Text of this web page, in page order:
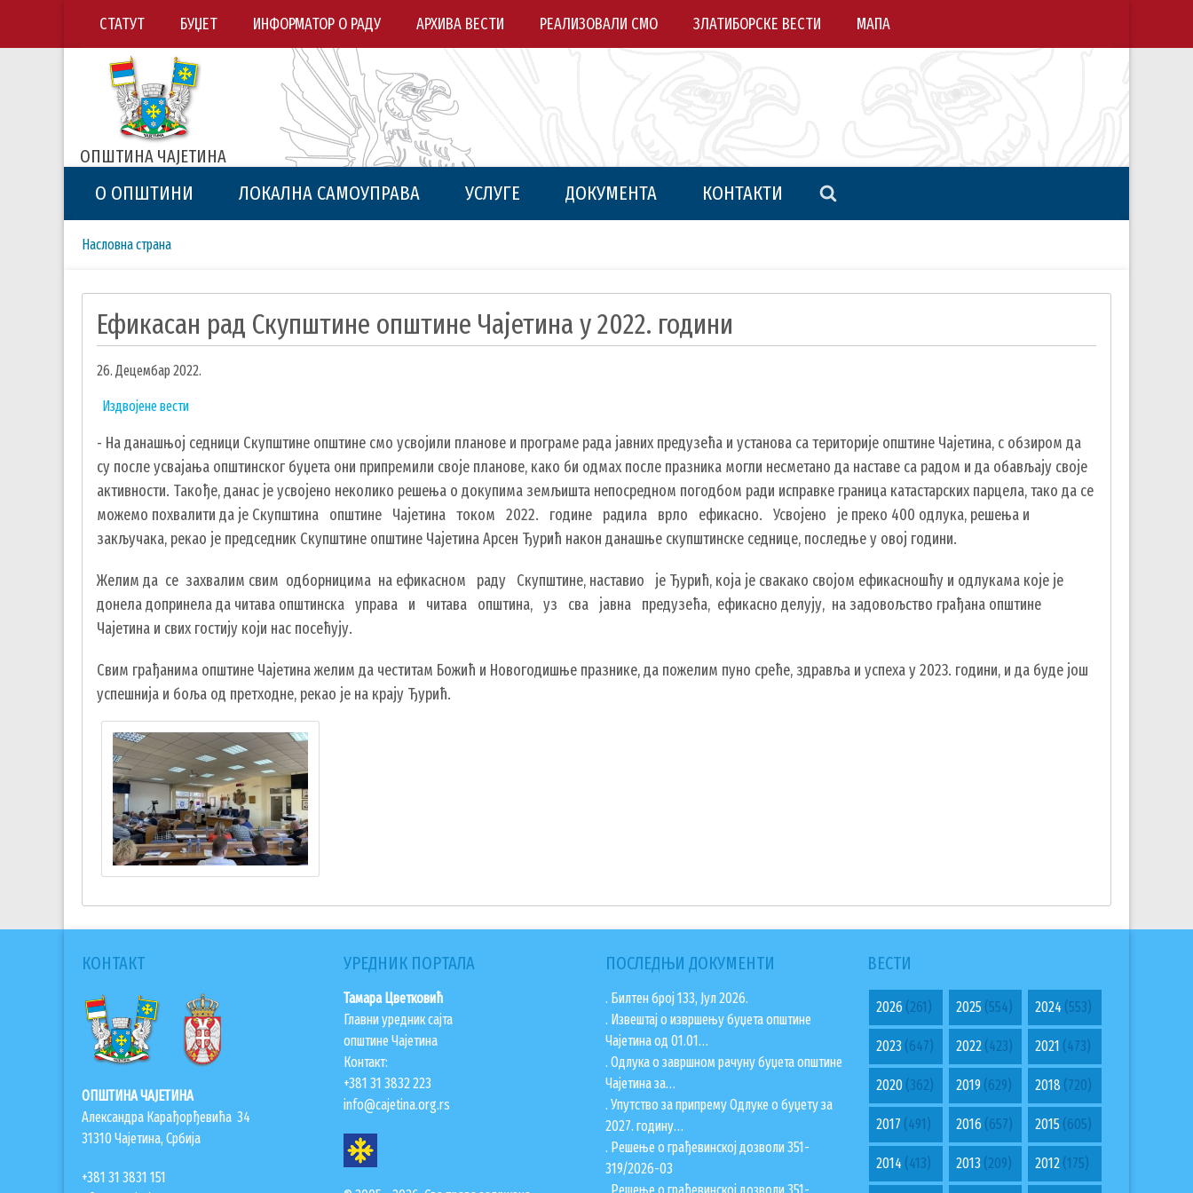
СТАТУТ БУЏЕТ ИНФОРМАТОР О РАДУ АРХИВА ВЕСТИ РЕАЛИЗОВАЛИ СМО ЗЛАТИБОРСКЕ ВЕСТИ МАПА
ОПШТИНА ЧАЈЕТИНА
О ОПШТИНИ ЛОКАЛНА САМОУПРАВА УСЛУГЕ ДОКУМЕНТА КОНТАКТИ
Breadcrumbs
You
Насловна страна
Ефикасан рад Скупштине општине Чајетина у 2022. години
26. Децембар 2022.
Издвојене вести
- На данашњој седници Скупштине општине смо усвојили планове и програме рада јавних предузећа и установа са територије општине Чајетина, с обзиром да
су после усвајања општинског буџета они припремили своје планове, како би одмах после празника могли несметано да наставе са радом и да обављају своје
активности. Такође, данас је усвојено неколико решења о докупима земљишта непосредном погодбом ради исправке граница катастарских парцела, тако да се
можемо похвалити да је Скупштина општине Чајетина током 2022. године радила врло ефикасно. Усвојено је преко 400 одлука, решења и
закључака, рекао је председник Скупштине општине Чајетина Арсен Ђурић након данашње скупштинске седнице, последње у овој години.
Желим да се захвалим свим одборницима на ефикасном раду Скупштине, наставио је Ђурић, која је свакако својом ефикасношћу и одлукама које је
донела допринела да читава општинска управа и читава општина, уз сва јавна предузећа, ефикасно делују, на задовољство грађана општине
Чајетина и свих гостију који нас посећују.
Свим грађанима општине Чајетина желим да честитам Божић и Новогодишње празнике, да пожелим пуно среће, здравља и успеха у 2023. години, и да буде још
успешнија и боља од претходне, рекао је на крају Ђурић.
КОНТАКТ
ОПШТИНА ЧАЈЕТИНА
Александра Карађорђевића 34
31310 Чајетина, Србија
+381 31 3831 151
УРЕДНИК ПОРТАЛА
Тамара Цветковић
Главни уредник сајта
општине Чајетина
Контакт:
+381 31 3832 223
info@cajetina.org.rs
ПОСЛЕДЊИ ДОКУМЕНТИ
. Билтен број 133, Јул 2026.
. Извештај о извршењу буџета општине
Чајетина од 01.01…
. Одлука о завршном рачуну буџета општине
Чајетина за…
. Упутство за припрему Одлуке о буџету за
2027. годину…
. Решење о грађевинској дозволи 351-
319/2026-03
ВЕСТИ
2026 (261) 2025(554) 2024 (553)
2023 (647) 2022(423) 2021 (473)
2020 (362) 2019(629) 2018 (720)
2017 (491) 2016(657) 2015 (605)
2014 (413) 2013(209) 2012 (175)